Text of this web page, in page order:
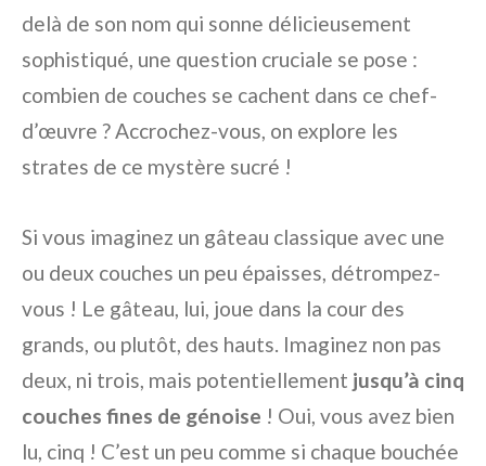
delà de son nom qui sonne délicieusement
sophistiqué, une question cruciale se pose :
combien de couches se cachent dans ce chef-
d’œuvre ? Accrochez-vous, on explore les
strates de ce mystère sucré !
Si vous imaginez un gâteau classique avec une
ou deux couches un peu épaisses, détrompez-
vous ! Le gâteau, lui, joue dans la cour des
grands, ou plutôt, des hauts. Imaginez non pas
deux, ni trois, mais potentiellement jusqu’à cinq
couches fines de génoise ! Oui, vous avez bien
lu, cinq ! C’est un peu comme si chaque bouchée